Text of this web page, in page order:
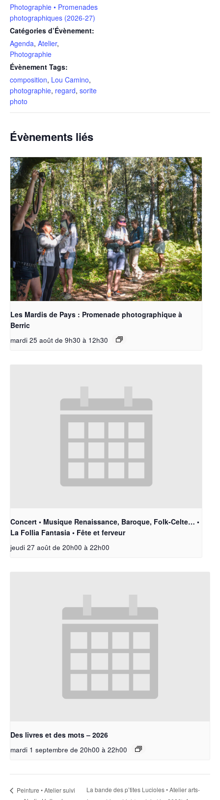
Photographie • Promenades
photographiques (2026-27)
Catégories d’Évènement:
Agenda, Atelier,
Photographie
Évènement Tags:
composition, Lou Camino,
photographie, regard, sorite
photo
Évènements liés
Les Mardis de Pays : Promenade photographique à
Berric
mardi 25 août de 9h30 à 12h30
Concert • Musique Renaissance, Baroque, Folk-Celte… •
La Follia Fantasia • Fête et ferveur
jeudi 27 août de 20h00 à 22h00
Des livres et des mots – 2026
mardi 1 septembre de 20h00 à 22h00
Peinture • Atelier suivi
La bande des p’tites Lucioles • Atelier arts-